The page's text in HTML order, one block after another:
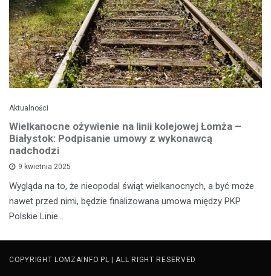
Aktualności
Wielkanocne ożywienie na linii kolejowej Łomża –
Białystok: Podpisanie umowy z wykonawcą
nadchodzi
9 kwietnia 2025
Wygląda na to, że nieopodal świąt wielkanocnych, a być może
nawet przed nimi, będzie finalizowana umowa między PKP
Polskie Linie…
COPYRIGHT LOMZAINFO.PL | ALL RIGHT RESERVED